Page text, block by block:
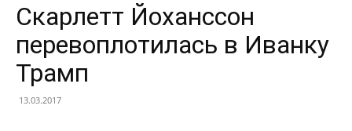
Скарлетт Йоханссон
перевоплотилась в Иванку
Трамп
13.03.2017